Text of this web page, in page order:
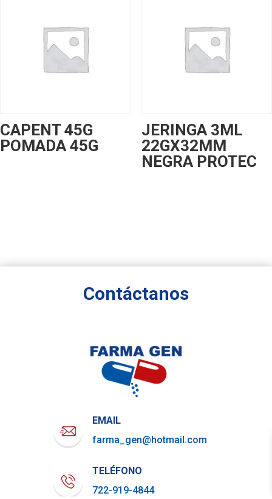
CAPENT 45G
POMADA 45G
JERINGA 3ML
22GX32MM
NEGRA PROTEC
Contáctanos
EMAIL
farma_gen@hotmail.com
TELÉFONO
722-919-4844